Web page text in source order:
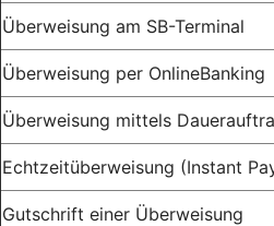
Überweisung am SB-Terminal
Überweisung per OnlineBanking
Überweisung mittels
Echtzeitüberweisung (Instant
Gutschrift einer Überweisung